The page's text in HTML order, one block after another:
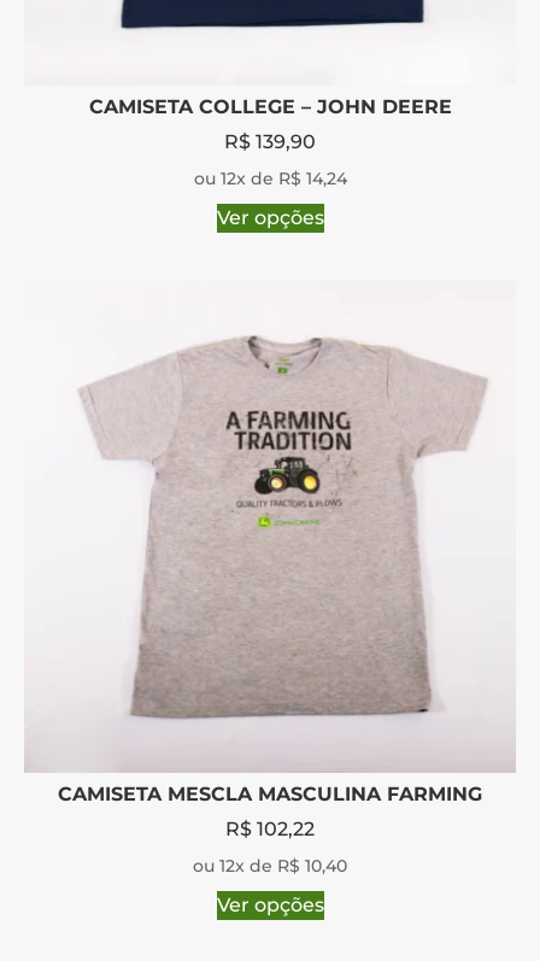
CAMISETA COLLEGE – JOHN DEERE
R$ 139,90
ou 12x de R$ 14,24
Ver opções
CAMISETA MESCLA MASCULINA FARMING
R$ 102,22
ou 12x de R$ 10,40
Ver opções